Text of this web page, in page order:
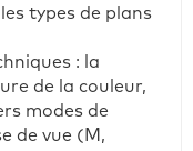
types de plans
: la
de la couleur,
modes de
de vue (M,